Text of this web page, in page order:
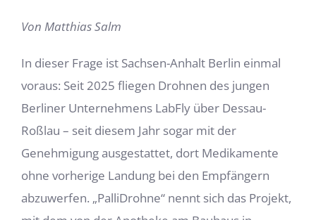
Von Matthias Salm
In dieser Frage ist Sachsen-Anhalt Berlin einmal
voraus: Seit 2025 fliegen Drohnen des jungen
Berliner Unternehmens LabFly über Dessau-
Roßlau – seit diesem Jahr sogar mit der
Genehmigung ausgestattet, dort Medikamente
ohne vorherige Landung bei den Empfängern
abzuwerfen. „PalliDrohne“ nennt sich das Projekt,